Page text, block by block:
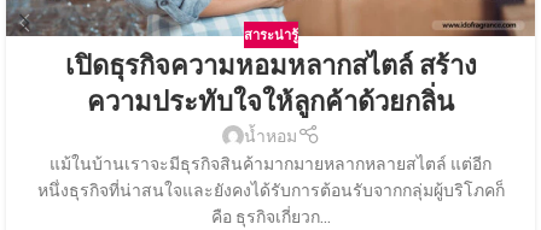
สาระน่ารู้
เปิดธุรกิจความหอมหลากสไตล์ สร้าง
ความประทับใจให้ลูกค้าด้วยกลิ่น
น้ำหอม
แม้ในบ้านเราจะมีธุรกิจสินค้ามากมายหลากหลายสไตล์ แต่อีก
หนึ่งธุรกิจที่น่าสนใจและยังคงได้รับการต้อนรับจากกลุ่มผู้บริโภคก็
คือ ธุรกิจเกี่ยวก...